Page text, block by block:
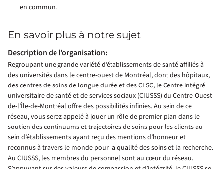
en commun.
En savoir plus à notre sujet
Description de l’organisation:
Regroupant une grande variété d’établissements de santé affiliés à
des universités dans le centre-ouest de Montréal, dont des hôpitaux,
des centres de soins de longue durée et des CLSC, le Centre intégré
universitaire de santé et de services sociaux (CIUSSS) du Centre-Ouest-
de-l’Île-de-Montréal offre des possibilités infinies. Au sein de ce
réseau, vous serez appelé à jouer un rôle de premier plan dans le
soutien des continuums et trajectoires de soins pour les clients au
sein d’établissements ayant reçu des mentions d’honneur et
reconnus à travers le monde pour la qualité des soins et la recherche.
Au CIUSSS, les membres du personnel sont au cœur du réseau.